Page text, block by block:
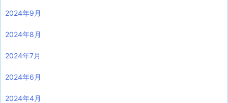
2024年9月
2024年8月
2024年7月
2024年6月
2024年4月